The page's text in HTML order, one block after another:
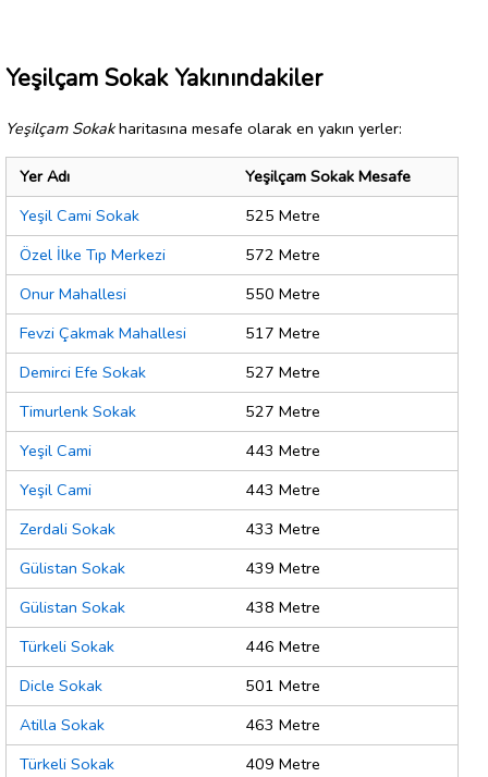
Yeşilçam Sokak Yakınındakiler
Yeşilçam Sokakharitasına mesafe olarak en yakın yerler:
Yer Adı
Yeşilçam Sokak Mesafe
Yeşil Cami Sokak
525 Metre
Özel İlke Tıp Merkezi
572 Metre
Onur Mahallesi
550 Metre
Fevzi Çakmak Mahallesi
517 Metre
Demirci Efe Sokak
527 Metre
Timurlenk Sokak
527 Metre
Yeşil Cami
443 Metre
Yeşil Cami
443 Metre
Zerdali Sokak
433 Metre
Gülistan Sokak
439 Metre
Gülistan Sokak
438 Metre
Türkeli Sokak
446 Metre
Dicle Sokak
501 Metre
Atilla Sokak
463 Metre
Türkeli Sokak
409 Metre